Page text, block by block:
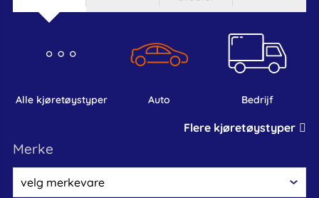
alle kjøretøystyper auto bedrijf
Flere kjøretøystyper
Merke